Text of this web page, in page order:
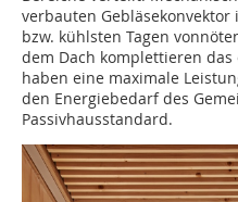
verbauten
bzw. kühlsten Tagen
dem Dach komplettieren
haben eine maximale
den Energiebedarf des
Passivhausstandard.